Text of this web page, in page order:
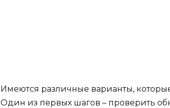
Имеются различные варианты,
Один из первых шагов – проверить